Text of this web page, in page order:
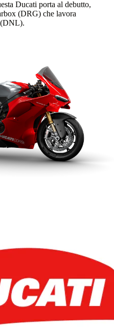
Ducati porta al debutto,
(DRG) che lavora